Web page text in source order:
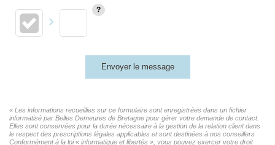
Envoyer le message
« Les informations recueillies sur ce formulaire sont enregistrées dans un fichier
informatisé par Belles Demeures de Bretagne pour gérer votre demande de contact.
Elles sont conservées pour la durée nécessaire à la gestion de la relation client dans
le respect des prescriptions légales applicables et sont destinées à nos conseillers
Conformément à la loi « informatique et libertés », vous pouvez exercer votre droit